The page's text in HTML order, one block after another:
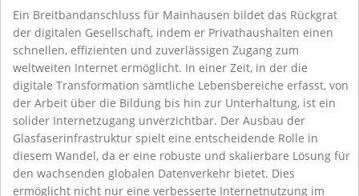
Ein Breitbandanschluss für Mainhausen bildet das Rückgrat
der digitalen Gesellschaft, indem er Privathaushalten einen
schnellen, effizienten und zuverlässigen Zugang zum
weltweiten Internet ermöglicht. In einer Zeit, in der die
digitale Transformation sämtliche Lebensbereiche erfasst, von
der Arbeit über die Bildung bis hin zur Unterhaltung, ist ein
solider Internetzugang unverzichtbar. Der Ausbau der
Glasfaserinfrastruktur spielt eine entscheidende Rolle in
diesem Wandel, da er eine robuste und skalierbare Lösung für
den wachsenden globalen Datenverkehr bietet. Dies
ermöglicht nicht nur eine verbesserte Internetnutzung im